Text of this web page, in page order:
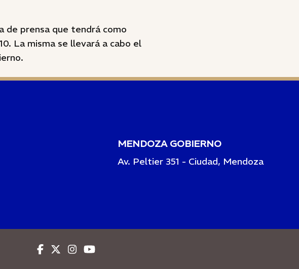
de prensa que tendrá como
La misma se llevará a cabo el
MENDOZA GOBIERNO
Av. Peltier 351 - Ciudad, Mendoza